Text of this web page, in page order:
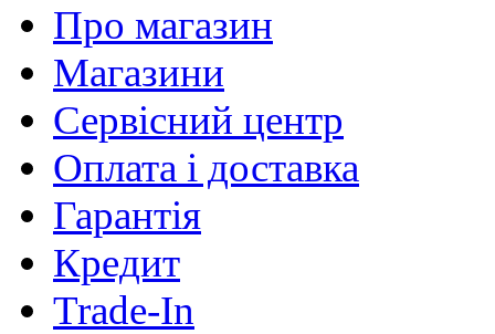
Про магазин
Магазини
Сервісний центр
Оплата і доставка
Гарантія
Кредит
Trade-In